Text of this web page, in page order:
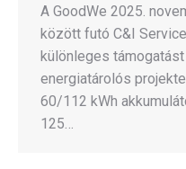
A GoodWe 2025.
között futó C&I
különleges
energiatárolós
60/112 kWh
125…